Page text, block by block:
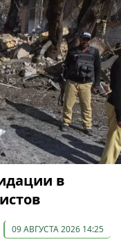
в
09 АВГУСТА 2026 14:25